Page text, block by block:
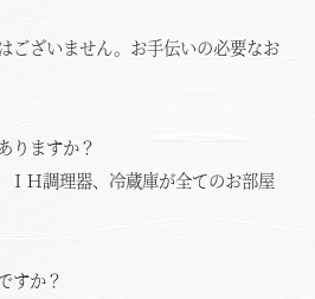
ざいません。お手伝いの必要なお
りますか？
ＩＨ調理器、冷蔵庫が全てのお部屋
すか？